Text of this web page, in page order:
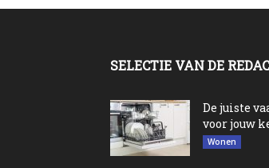
SELECTIE VAN DE
De juiste
voor jouw
Wonen